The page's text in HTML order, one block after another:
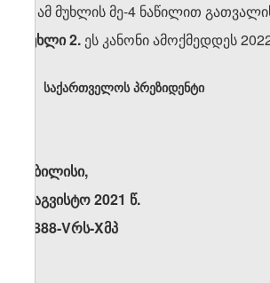
6. ამ მუხლის მე-4 ნაწილით
მუხლი 2. ეს კანონი ამოქმედდეს
საქართველოს პრეზიდენტი
თბილისი,
2 აგვისტო 2021 წ.
N888-Vრს-Xმპ